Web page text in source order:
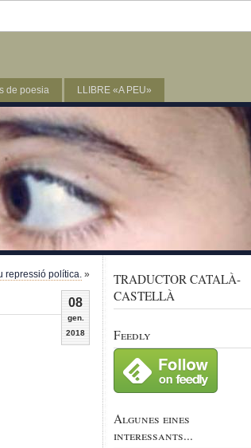
de poesia LLIBRE «A PEU»
repressió política. »
08
gen.
2018
TRADUCTOR CATALÀ-
CASTELLÀ
Feedly
Algunes eines
interessants...